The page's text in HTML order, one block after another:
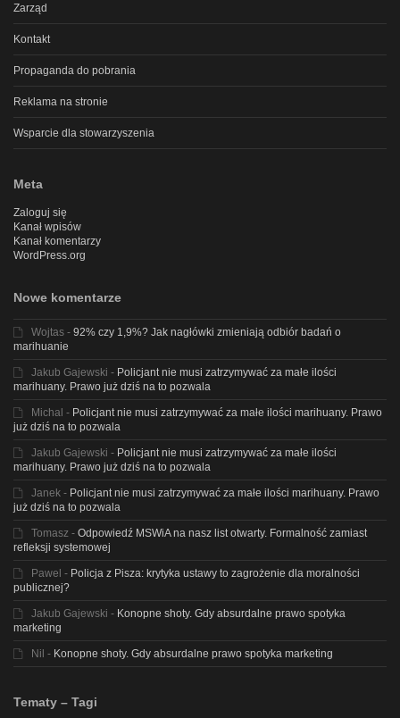
Zarząd
Kontakt
Propaganda do pobrania
Reklama na stronie
Wsparcie dla stowarzyszenia
Meta
Zaloguj się
Kanał wpisów
Kanał komentarzy
WordPress.org
Nowe komentarze
Wojtas - 92% czy 1,9%? Jak nagłówki zmieniają odbiór badań o
marihuanie
Jakub Gajewski - Policjant nie musi zatrzymywać za małe ilości
marihuany. Prawo już dziś na to pozwala
Michal - Policjant nie musi zatrzymywać za małe ilości marihuany. Prawo
już dziś na to pozwala
Jakub Gajewski - Policjant nie musi zatrzymywać za małe ilości
marihuany. Prawo już dziś na to pozwala
Janek - Policjant nie musi zatrzymywać za małe ilości marihuany. Prawo
już dziś na to pozwala
Tomasz - Odpowiedź MSWiA na nasz list otwarty. Formalność zamiast
refleksji systemowej
Pawel - Policja z Pisza: krytyka ustawy to zagrożenie dla moralności
publicznej?
Jakub Gajewski - Konopne shoty. Gdy absurdalne prawo spotyka
marketing
Nil - Konopne shoty. Gdy absurdalne prawo spotyka marketing
Tematy – Tagi